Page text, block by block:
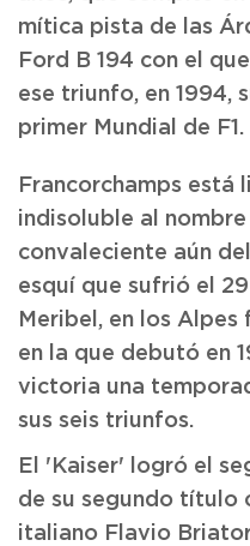
mítica pista de las
Ford B 194 con el
ese triunfo, en 1994,
primer Mundial de F1.
Francorchamps está
indisoluble al nombre
convaleciente aún
esquí que sufrió el
Meribel, en los Alpes
en la que debutó en
victoria una
sus seis triunfos.
El 'Kaiser' logró el
de su segundo título
italiano Flavio